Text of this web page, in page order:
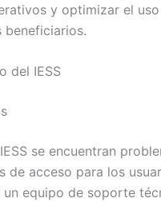
y optimizar el
beneficiarios.
del IESS
se encuentran
acceso para los
equipo de soporte